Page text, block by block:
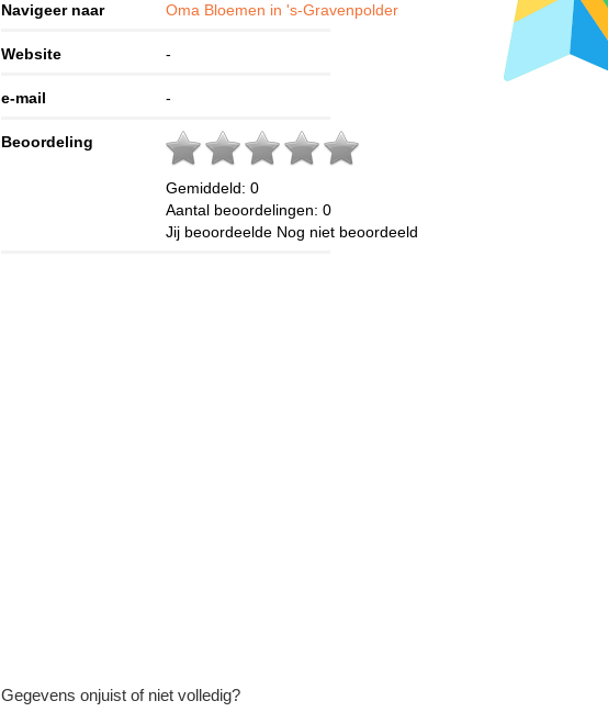
Navigeer naar Oma Bloemen in 's-Gravenpolder
Website -
e-mail -
Beoordeling
Gemiddeld:0
Aantal beoordelingen:0
Jij beoordeelde Nog niet beoordeeld
Gegevens onjuist of niet volledig?